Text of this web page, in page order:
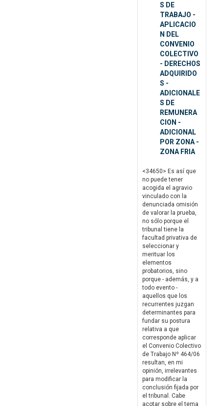
S DE
TRABAJO -
APLICACIO
N DEL
CONVENIO
COLECTIVO
- DERECHOS
ADQUIRIDO
S -
ADICIONALE
S DE
REMUNERA
CION -
ADICIONAL
POR ZONA -
ZONA FRIA
<34650> Es así que
no puede tener
acogida el agravio
vinculado con la
denunciada omisión
de valorar la prueba,
no sólo porque el
tribunal tiene la
facultad privativa de
seleccionar y
merituar los
elementos
probatorios, sino
porque - además, y a
todo evento -
aquellos que los
recurrentes juzgan
determinantes para
fundar su postura
relativa a que
corresponde aplicar
el Convenio Colectivo
de Trabajo Nº 464/06
resultan, en mi
opinión, irrelevantes
para modificar la
conclusión fijada por
el tribunal. Cabe
acotar sobre el tema